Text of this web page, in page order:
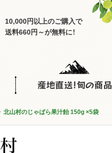
10,000円以上のご購入で
送料660円～が無料に！
産地直送!旬の商品
北山村のじゃばら果汁飴 150g ×5袋